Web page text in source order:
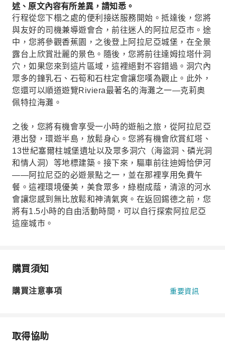
述、原文內容有所差異，請知悉。
行程從您下榻之處的便利接送服務開始。抵達後，您將
與友好的司機兼導遊會合，前往迷人的阿拉尼亞市。途
中，您將參觀香蕉園，之後登上阿拉尼亞城堡，在全景
露台上欣賞壯麗的景色。隨後，您將前往達姆拉塔什洞
穴，如果您來到這片區域，這裡絕對不容錯過。洞穴內
眾多的鐘乳石、石筍和石柱定會讓您嘆為觀止。此外，
您還可以順道遊覽Riviera最著名的海灘之一—克莉奧
佩特拉海灘。
之後，您將有機會享受一小時的遊船之旅，從阿拉尼亞
港出發，環遊半島，放鬆身心。您將有機會欣賞紅塔、
13世紀塞爾柱城堡遺址以及眾多洞穴（海盜洞、磷光洞
和情人洞）等地標建築。接下來，驅車前往迪姆恰伊河
——阿拉尼亞的必遊景點之一，並在那裡享用免費午
餐。這裡環境優美，美食眾多，綠樹成蔭，清涼的河水
會讓您感到無比放鬆和神清氣爽。在返回錫德之前，您
將有1.5小時的自由活動時間，可以自行探索阿拉尼亞
這座城市。
購買須知
購買注意事項 重要資訊
取得協助